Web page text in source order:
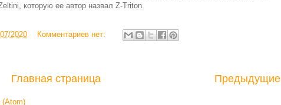
которую ее автор назвал Z-Triton.
2020
Комментариев нет:
Предыдущие
Главная страница